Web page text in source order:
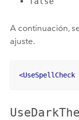
A continuación,
ajuste.
<UseSpellCheck